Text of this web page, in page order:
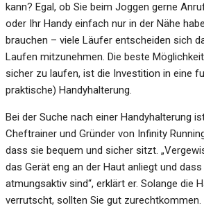
kann? Egal, ob Sie beim Joggen gerne
oder Ihr Handy einfach nur in der Nähe
brauchen – viele Läufer entscheiden sich
Laufen mitzunehmen. Die beste
sicher zu laufen, ist die Investition in eine
praktische) Handyhalterung.
Bei der Suche nach einer Handyhalterung
Cheftrainer und Gründer von Infinity
dass sie bequem und sicher sitzt.
das Gerät eng an der Haut anliegt und dass
atmungsaktiv sind“, erklärt er. Solange die
verrutscht, sollten Sie gut zurechtkommen.